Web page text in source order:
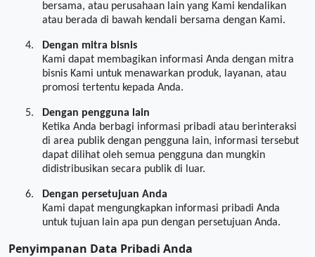
bersama, atau perusahaan lain yang Kami kendalikan
atau berada di bawah kendali bersama dengan Kami.
4.
Dengan mitra bisnis
Kami dapat membagikan informasi Anda dengan mitra
bisnis Kami untuk menawarkan produk, layanan, atau
promosi tertentu kepada Anda.
5.
Dengan pengguna lain
Ketika Anda berbagi informasi pribadi atau berinteraksi
di area publik dengan pengguna lain, informasi tersebut
dapat dilihat oleh semua pengguna dan mungkin
didistribusikan secara publik di luar.
6.
Dengan persetujuan Anda
Kami dapat mengungkapkan informasi pribadi Anda
untuk tujuan lain apa pun dengan persetujuan Anda.
Penyimpanan Data Pribadi Anda